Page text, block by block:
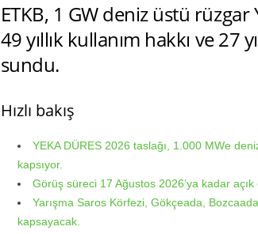
ETKB, 1 GW deniz üstü rüzgar
49 yıllık kullanım hakkı ve 27
sundu.
Hızlı bakış
YEKA DÜRES 2026 taslağı, 1.000 MWe
kapsıyor.
Görüş süreci 17 Ağustos 2026’ya kadar açık
Yarışma Saros Körfezi, Gökçeada,
kapsayacak.